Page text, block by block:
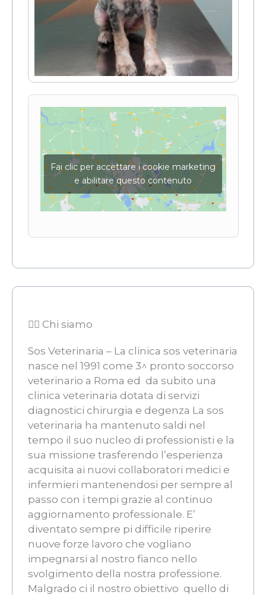
Fai clic per accettare i cookie marketing
e abilitare questo contenuto
👨‍⚖️ Chi siamo
Sos Veterinaria – La clinica sos veterinaria
nasce nel 1991 come 3^ pronto soccorso
veterinario a Roma ed  da subito una
clinica veterinaria dotata di servizi
diagnostici chirurgia e degenza La sos
veterinaria ha mantenuto saldi nel
tempo il suo nucleo di professionisti e la
sua missione trasferendo l’esperienza
acquisita ai nuovi collaboratori medici e
infermieri mantenendosi per sempre al
passo con i tempi grazie al continuo
aggiornamento professionale. E’
diventato sempre pi difficile riperire
nuove forze lavoro che vogliano
impegnarsi al nostro fianco nello
svolgimento della nostra professione.
Malgrado ci il nostro obiettivo  quello di